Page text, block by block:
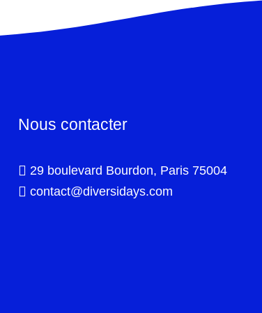
Nous contacter
 29 boulevard Bourdon, Paris 75004
 contact@diversidays.com